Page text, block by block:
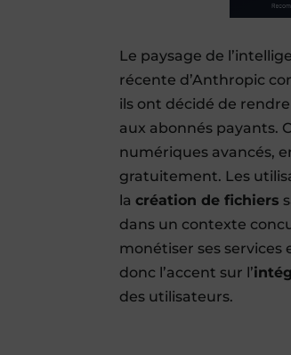
Le paysage de
récente d’Anthropic
ils ont décidé de
aux abonnés payants.
numériques avancés,
gratuitement. Les
lacréation de fichiers
dans un contexte
monétiser ses
donc l’accent sur l’
des utilisateurs.